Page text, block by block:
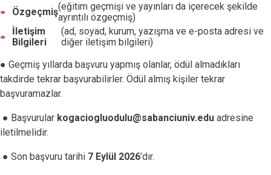
Özgeçmiş(eğitim geçmişi ve yayınları da içerecek şekilde
ayrıntılı özgeçmiş)
İletişim
Bilgileri
(ad, soyad, kurum, yazışma ve e-posta adresi ve
diğer iletişim bilgileri)
● Geçmiş yıllarda başvuru yapmış olanlar, ödül almadıkları
takdirde tekrar başvurabilirler. Ödül almış kişiler tekrar
başvuramazlar.
● Başvurular kogaciogluodulu@sabanciuniv.edu adresine
iletilmelidir.
● Son başvuru tarihi 7 Eylül 2026’dır.